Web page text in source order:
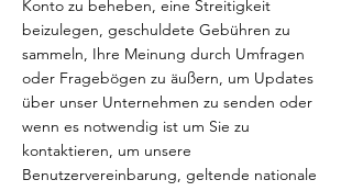
Konto zu beheben, eine Streitigkeit
beizulegen, geschuldete Gebühren zu
sammeln, Ihre Meinung durch Umfragen
oder Fragebögen zu äußern, um Updates
über unser Unternehmen zu senden oder
wenn es notwendig ist um Sie zu
kontaktieren, um unsere
Benutzervereinbarung, geltende nationale